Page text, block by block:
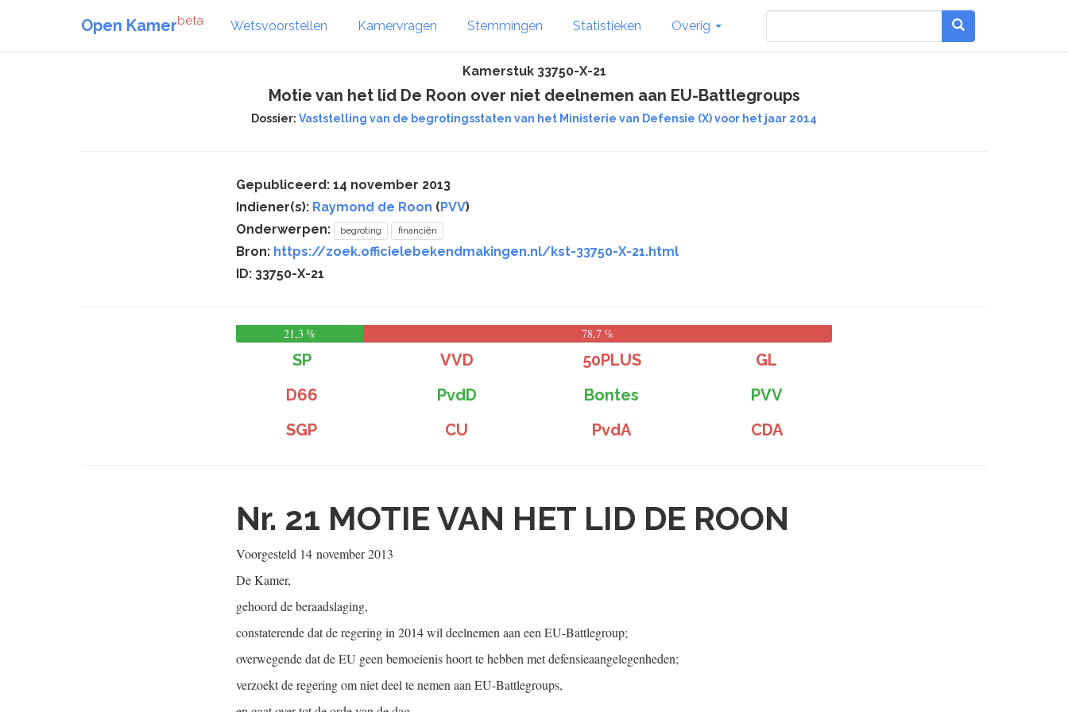
Open Kamerbeta Wetsvoorstellen Kamervragen Stemmingen Statistieken Overig
Kamerstuk 33750-X-21
Motie van het lid De Roon over niet deelnemen aan EU-Battlegroups
Dossier: Vaststelling van de begrotingsstaten van het Ministerie van Defensie (X) voor het jaar 2014
Gepubliceerd: 14 november 2013
Indiener(s): Raymond de Roon (PVV)
Onderwerpen:
begroting financiën
Bron: https://zoek.officielebekendmakingen.nl/kst-33750-X-21.html
ID: 33750-X-21
21,3 % 78,7 %
SP VVD 50PLUS
GL
D66
PvdD Bontes
PVV
SGP
CU PvdA CDA
Nr. 21 MOTIE VAN HET LID DE ROON
Voorgesteld 14 november 2013
De Kamer,
gehoord de beraadslaging,
constaterende dat de regering in 2014 wil deelnemen aan een EU-Battlegroup;
overwegende dat de EU geen bemoeienis hoort te hebben met defensieaangelegenheden;
verzoekt de regering om niet deel te nemen aan EU-Battlegroups,